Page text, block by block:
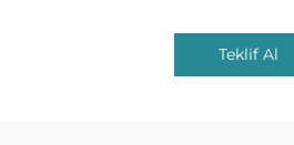
Teklif Al